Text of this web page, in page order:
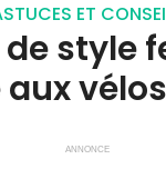
ET
style
ANNONCE